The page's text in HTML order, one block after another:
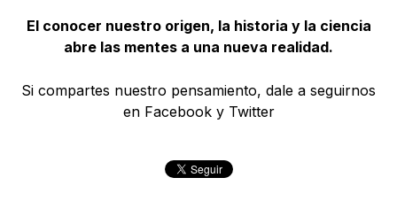
El conocer nuestro origen, la historia y la ciencia
abre las mentes a una nueva realidad.
Si compartes nuestro pensamiento, dale a seguirnos
en Facebook y Twitter